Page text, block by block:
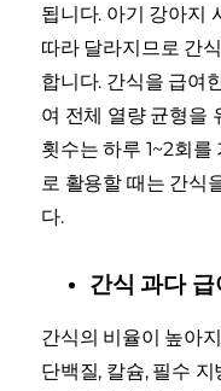
됩니다. 아기 강아지
따라 달라지므로 간
합니다. 간식을 급여
여 전체 열량 균형을
횟수는 하루 1~2회를
로 활용할 때는 간식
다.
간식 과다
간식의 비율이 높아
단백질, 칼슘, 필수